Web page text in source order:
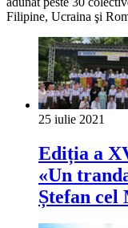
Filipine, Ucraina şi
25 iulie 2021
Ediția a
«Un
Ștefan cel